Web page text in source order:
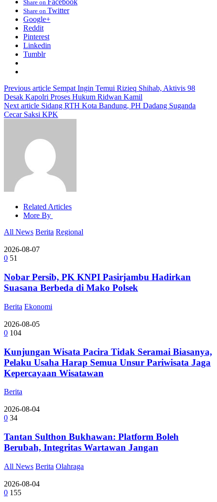
Share on
Share on Twitter
Google+
Reddit
Pinterest
Linkedin
Tumblr
Previous article Sempat Ingin Temui Rizieq Shihab, Aktivis 98
Desak Kapolri Proses Hukum Ridwan Kamil
Next article Sidang RTH Kota Bandung, PH Dadang Suganda
Cecar Saksi KPK
Related Articles
More By
All News Berita Regional
2026-08-07
0 51
Nobar Persib, PK KNPI Pasirjambu Hadirkan
Suasana Berbeda di Mako Polsek
Berita Ekonomi
2026-08-05
0 104
Kunjungan Wisata Pacira Tidak Seramai Biasanya,
Pelaku Usaha Harap Semua Unsur Pariwisata Jaga
Kepercayaan Wisatawan
Berita
2026-08-04
0 34
Tantan Sulthon Bukhawan: Platform Boleh
Berubah, Integritas Wartawan Jangan
All News Berita Olahraga
2026-08-04
0 155